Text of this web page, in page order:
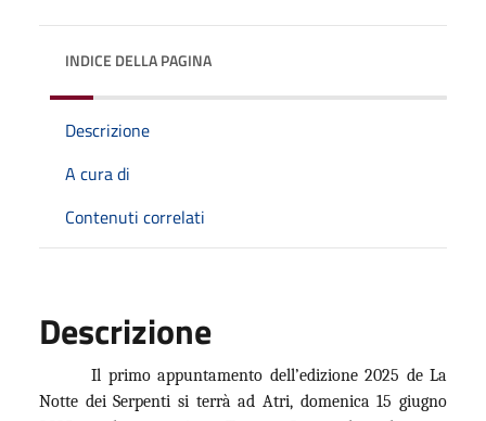
INDICE DELLA PAGINA
Descrizione
A cura di
Contenuti correlati
Descrizione
Il primo appuntamento dell’edizione 2025 de La
Notte dei Serpenti si terrà ad Atri, domenica 15 giugno